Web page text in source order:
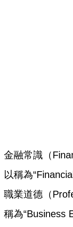
金融常識（
以稱為
職業道德（
稱為“Business